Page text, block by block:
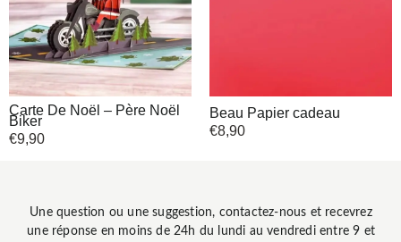
Carte De Noël – Père Noël
Biker
€9,90
Beau Papier cadeau
€8,90
Une question ou une suggestion, contactez-nous et recevrez
une réponse en moins de 24h du lundi au vendredi entre 9 et